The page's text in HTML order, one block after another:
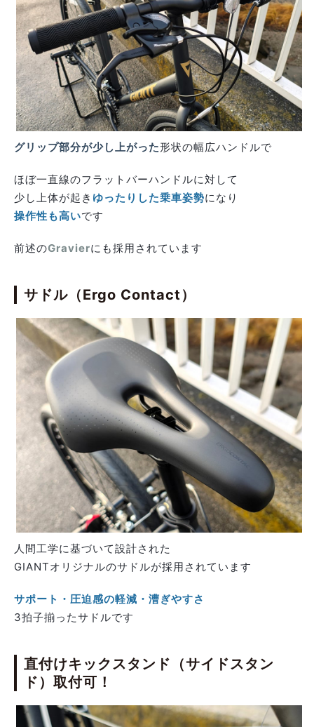
グリップ部分が少し上がった形状の幅広ハンドルで
ほぼ一直線のフラットバーハンドルに対して
少し上体が起き ゆったりした乗車姿勢になり
操作性も高いです
前述のGravierにも採用されています
サドル（Ergo Contact）
人間工学に基づいて設計された
GIANTオリジナルのサドルが採用されています
サポート・圧迫感の軽減・漕ぎやすさ
3拍子揃ったサドルです
直付けキックスタンド（サイドスタン
ド）取付可！